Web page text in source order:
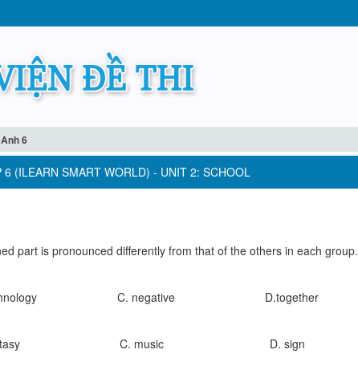
6
(ILEARN SMART WORLD) - UNIT 2: SCHOOL
part is pronounced differently from that of the others in each group.
C. negative D.together
fantasy C. music D. sign